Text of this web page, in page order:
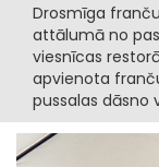
Drosmīga
attālumā no
viesnīcas
apvienota
pussalas dāsno